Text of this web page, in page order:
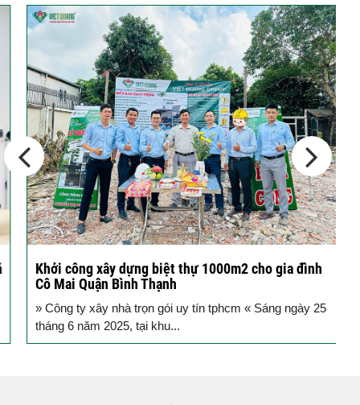
Cập nhật xu thế thiết kế nhà phố 5
tầng...
Các thiết kế nhà phố 2 tầng 110m2
đơn giản,...
Khởi công xây dựng biệt thự 1000m2 cho gia đình
Cô Mai Quận Bình Thạnh
» Công ty xây nhà trọn gói uy tín tphcm « Sáng ngày 25
tháng 6 năm 2025, tại khu...